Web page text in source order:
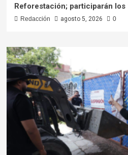
Reforestación; participarán
Redacción agosto 5, 2026 0